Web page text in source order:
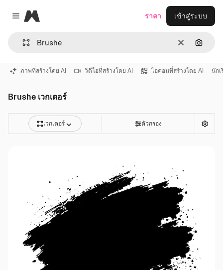
Close menu
Magnific
ชัดเจนค้นหา
ราคา เข้าสู่ระบบ
ภาพที่สร้างโดย AI วิดีโอที่สร้างโดย AI ไอคอนที่สร้างโดย AI นักเ
Brushe เวกเตอร์
เวกเตอร์ ตัวกรอง